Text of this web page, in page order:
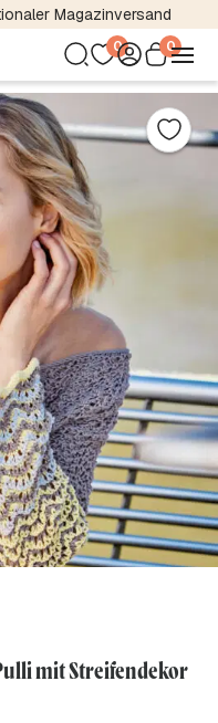
0 0
mit Streifendekor